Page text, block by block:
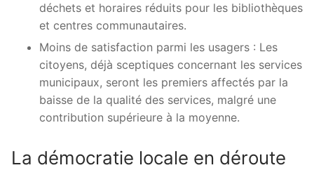
déchets et horaires réduits pour les bibliothèques
et centres communautaires.
Moins de satisfaction parmi les usagers : Les
citoyens, déjà sceptiques concernant les services
municipaux, seront les premiers affectés par la
baisse de la qualité des services, malgré une
contribution supérieure à la moyenne.
La démocratie locale en déroute